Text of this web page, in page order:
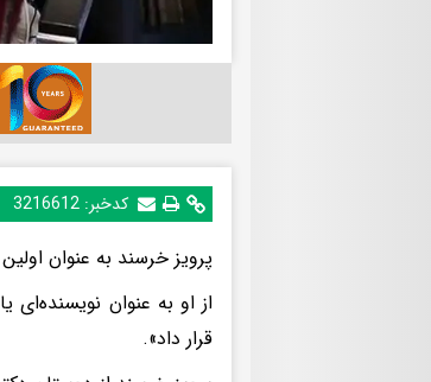
کدخبر:3216612
پرویز خرسند به عنوان اولین
از او به عنوان نویسنده‌ای
قرار داد».